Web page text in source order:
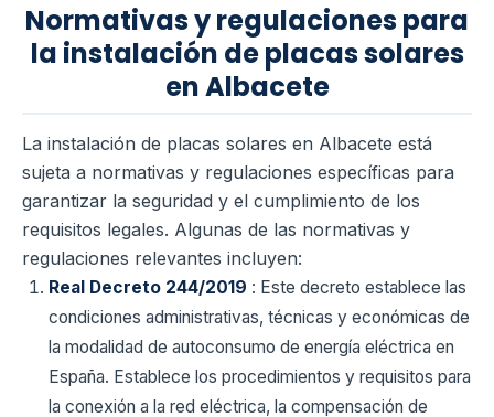
Normativas y regulaciones para
la instalación de placas solares
en Albacete
La instalación de placas solares en Albacete está
sujeta a normativas y regulaciones específicas para
garantizar la seguridad y el cumplimiento de los
requisitos legales. Algunas de las normativas y
regulaciones relevantes incluyen:
Real Decreto 244/2019 : Este decreto establece las
condiciones administrativas, técnicas y económicas de
la modalidad de autoconsumo de energía eléctrica en
España. Establece los procedimientos y requisitos para
la conexión a la red eléctrica, la compensación de